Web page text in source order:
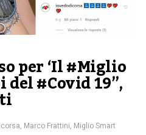
per ‘Il #Miglio
del #Covid 19”,
, Marco Frattini, Miglio Smart